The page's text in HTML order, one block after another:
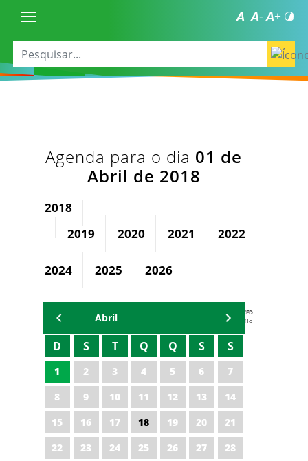
Agenda para o dia 01 de
Abril de 2018
2018
2019
2020 2021 2022
2024 2025 2026
AGENDA DA CODED/CED
Vagna Lima
Abril
D S T Q Q S S
1 2 3 4 5 6
7
8
9 10 11 12 13
14
15
16 17 18 19 20
21
22
23 24 25 26 27
28